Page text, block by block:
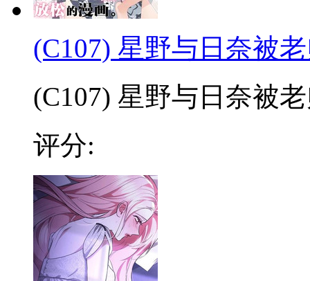
(C107) 星野与日奈被
(C107) 星野与日奈被
评分: